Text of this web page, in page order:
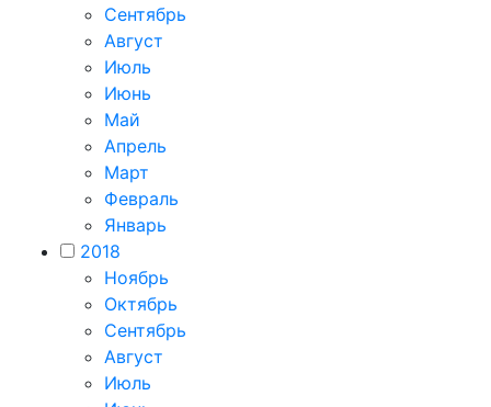
Сентябрь
Август
Июль
Июнь
Май
Апрель
Март
Февраль
Январь
2018
Ноябрь
Октябрь
Сентябрь
Август
Июль